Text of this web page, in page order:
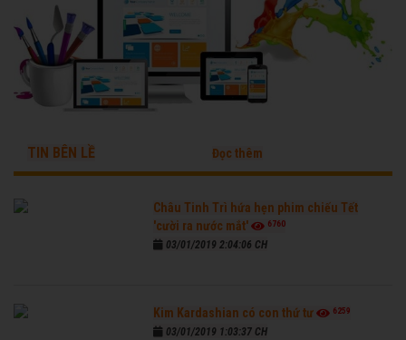
TIN BÊN LỀ Đọc thêm
Châu Tinh Trì hứa hẹn phim chiếu Tết
'cười ra nước mắt'
6760
03/01/2019 2:04:06 CH
Kim Kardashian có con thứ tư 6259
03/01/2019 1:03:37 CH